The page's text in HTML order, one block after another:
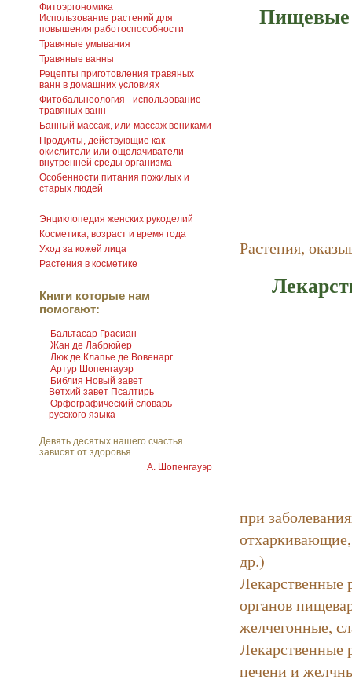
Пищевые
Растения,
при
др.)
Лекарственные
органов
желчегонные,
Лекарственные
печени и
Фитоэргономика
Использование растений для
повышения работоспособности
Травяные умывания
Травяные ванны
Рецепты приготовления травяных
ванн в домашних условиях
Фитобальнеология - использование
травяных ванн
Банный массаж, или массаж вениками
Продукты, действующие как
окислители или ощелачиватели
внутренней среды организма
Особенности питания пожилых и
старых людей
Энциклопедия женских рукоделий
Косметика, возраст и время года
Уход за кожей лица
Растения в косметике
Книги которые нам
помогают:
Бальтасар Грасиан
Жан де Лабрюйер
Люк де Клапье де Вовенарг
Артур Шопенгауэр
Библия Новый завет
Ветхий завет Псалтирь
Орфографический словарь
русского языка
Девять десятых нашего счастья
зависят от здоровья.
А. Шопенгауэр